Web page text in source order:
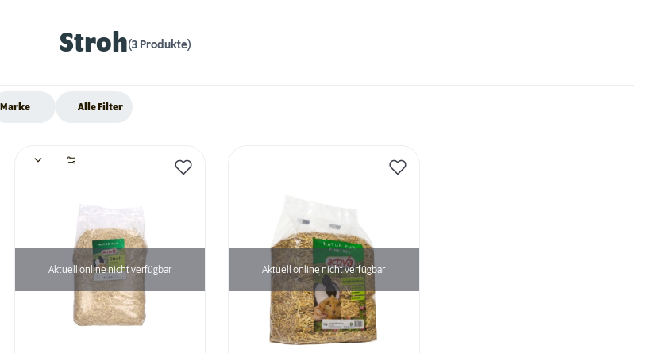
Stroh(3 Produkte)
Marke Alle Filter
Aktuell online nicht verfügbar Aktuell online nicht verfügbar